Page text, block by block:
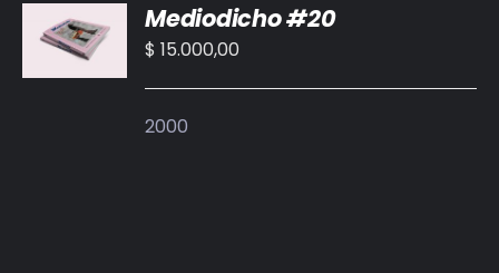
AL
CARRITO
/
Mediodicho #20
$ 15.000,00
2000